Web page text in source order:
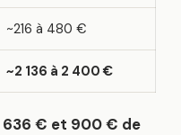
~216 à 480 €
~2 136 à 2 400 €
636 € et 900 € de